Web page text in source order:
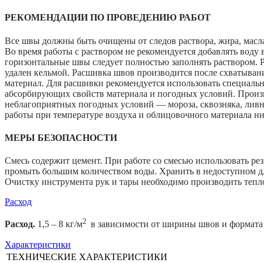
РЕКОМЕНДАЦИИ ПО ПРОВЕДЕНИЮ РАБОТ
Все швы должны быть очищены от следов раствора, жира,
Во время работы с раствором не рекомендуется добавлять
горизонтальные швы следует полностью заполнять
удален кельмой. Расшивка швов производится после
материал. Для расшивки рекомендуется использовать
абсорбирующих свойств материала и погодных условий.
неблагоприятных погодных условий — мороза, сквозняка,
работы при температуре воздуха и облицовочного материала
МЕРЫ БЕЗОПАСНОСТИ
Смесь содержит цемент. При работе со смесью использовать
промыть большим количеством воды. Хранить в недоступном
Очистку инструмента рук и тары необходимо производить
Расход
Расход. 1,5 – 8 кг/м2 в зависимости от ширины швов и формата
Характеристики
ТЕХНИЧЕСКИЕ ХАРАКТЕРИСТИКИ